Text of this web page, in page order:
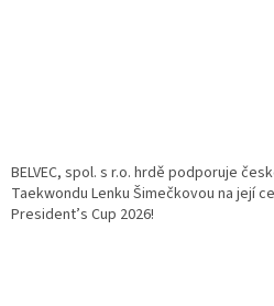
BELVEC, spol. s r.o. hrdě podporuje
Taekwondu Lenku Šimečkovou na její
President’s Cup 2026!